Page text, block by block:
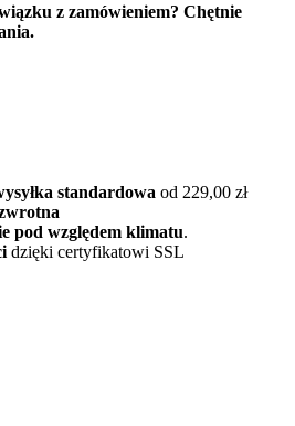
z zamówieniem? Chętnie
standardowa od 229,00 zł
pod względem klimatu.
dzięki certyfikatowi SSL